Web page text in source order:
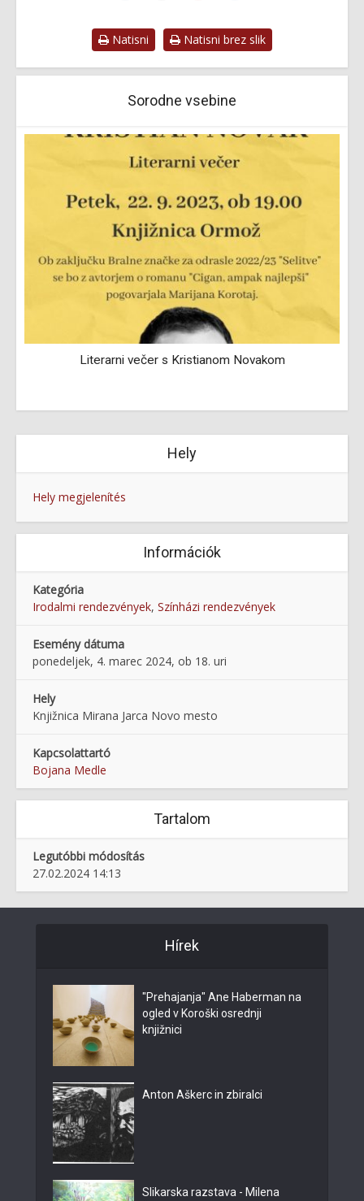
Natisni Natisni brez slik
Sorodne vsebine
Literarni večer s Kristianom Novakom
Hely
Hely megjelenítés
Információk
Kategória
Irodalmi rendezvények, Színházi rendezvények
Esemény dátuma
ponedeljek, 4. marec 2024, ob 18. uri
Hely
Knjižnica Mirana Jarca Novo mesto
Kapcsolattartó
Bojana Medle
Tartalom
Legutóbbi módosítás
27.02.2024 14:13
Hírek
"Prehajanja" Ane Haberman na
ogled v Koroški osrednji
knjižnici
Anton Aškerc in zbiralci
Slikarska razstava - Milena